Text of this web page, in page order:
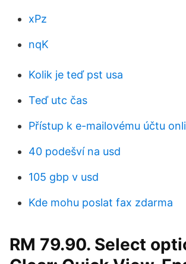
xPz
nqK
Kolik je teď pst usa
Teď utc čas
Přístup k e-mailovému účtu
40 podešví na usd
105 gbp v usd
Kde mohu poslat fax zdarma
RM 79.90. Select